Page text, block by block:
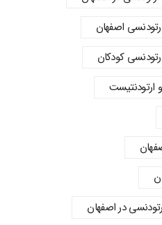
اصفهان
کودکان
ارتودنتیست
در اصفهان